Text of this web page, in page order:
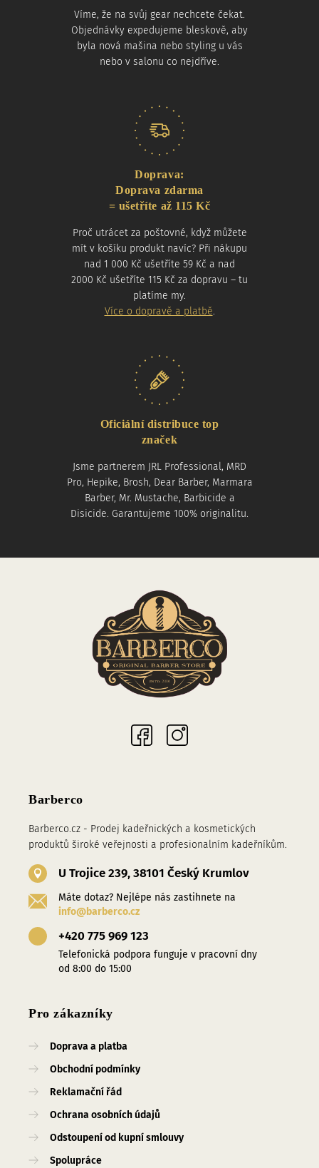
Víme, že na svůj gear nechcete čekat.
Objednávky expedujeme bleskově, aby
byla nová mašina nebo styling u vás
nebo v salonu co nejdříve.
Doprava:
Doprava zdarma
= ušetříte až 115 Kč
Proč utrácet za poštovné, když můžete
mít v košíku produkt navíc? Při nákupu
nad 1 000 Kč ušetříte 59 Kč a nad
2000 Kč ušetříte 115 Kč za dopravu – tu
platíme my.
Více o dopravě a platbě.
Oficiální distribuce top
značek
Jsme partnerem JRL Professional, MRD
Pro, Hepike, Brosh, Dear Barber, Marmara
Barber, Mr. Mustache, Barbicide a
Disicide. Garantujeme 100% originalitu.
Barberco
Barberco.cz - Prodej kadeřnických a kosmetických
produktů široké veřejnosti a profesionalním kadeřníkům.
U Trojice 239, 38101 Český Krumlov
Máte dotaz? Nejlépe nás zastihnete na
info@barberco.cz
+420 775 969 123
Telefonická podpora funguje v pracovní dny
od 8:00 do 15:00
Pro zákazníky
Doprava a platba
Obchodní podmínky
Reklamační řád
Ochrana osobních údajů
Odstoupení od kupní smlouvy
Spolupráce